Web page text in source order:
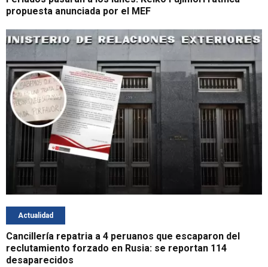
propuesta anunciada por el MEF
Actualidad
Cancillería repatria a 4 peruanos que escaparon del
reclutamiento forzado en Rusia: se reportan 114
desaparecidos